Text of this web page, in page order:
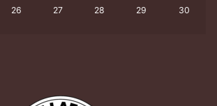
26 27 28 29
30